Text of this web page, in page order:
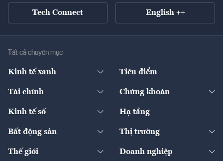
Tech Connect English ++
Tất cả chuyên mục
Kinh tế xanh
Diễn đàn
Tiêu điểm
Tài chính
Ngân hàng
Bảo hiểm
Chứng khoán
Doanh nghiệp niêm yết
Kinh tế số
Sản phẩm - Thị trường
Hạ tầng
Bất động sản
Chính sách
Thị trường
Thế giới Doanh nghiệp